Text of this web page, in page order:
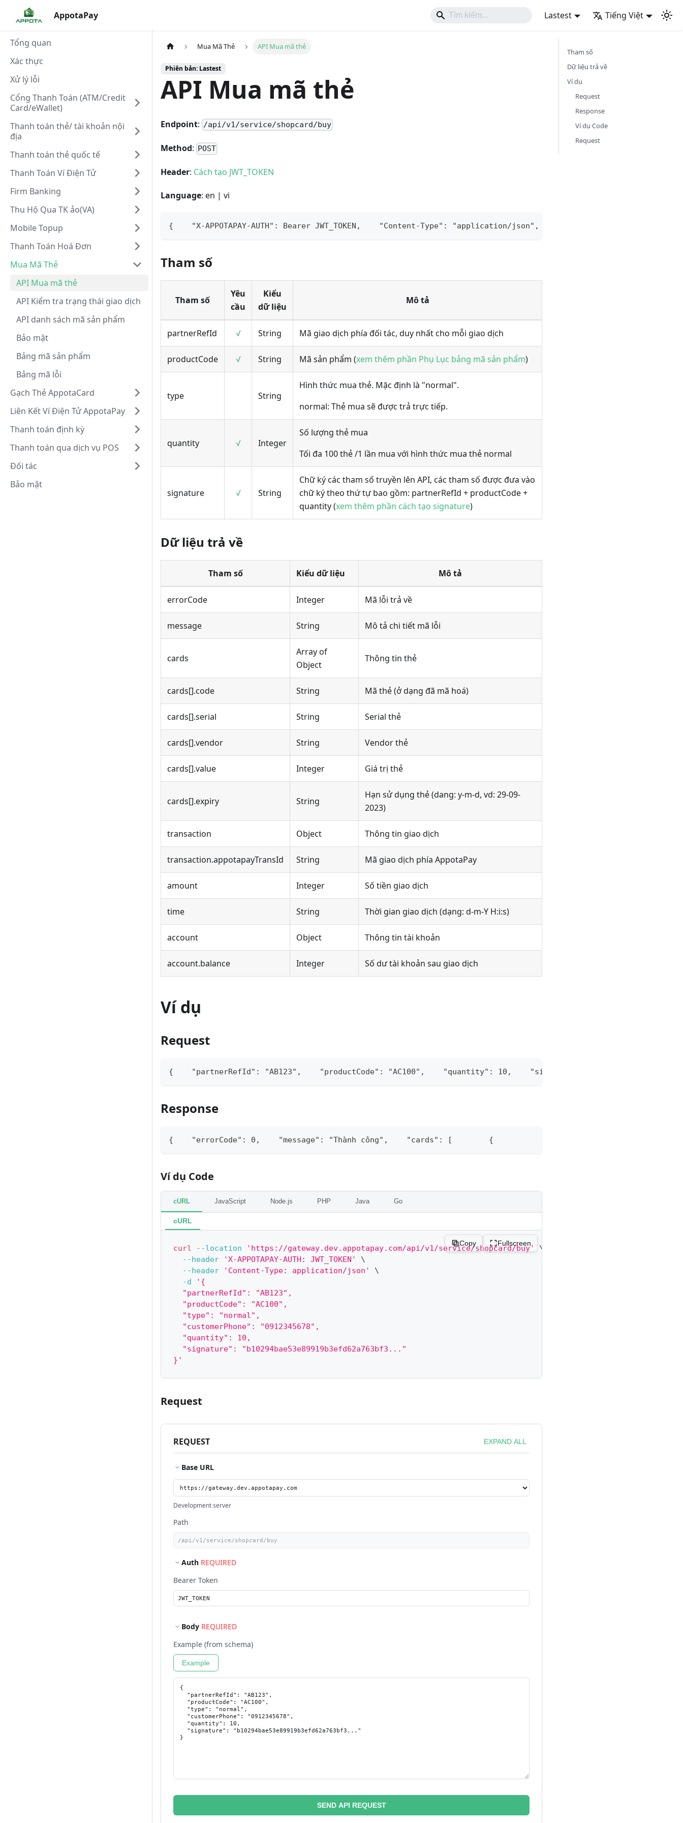
AppotaPay Lastest Tiếng Việt
Tổng quan
Xác thực
Xử lý lỗi
Cổng Thanh Toán (ATM/Credit
Card/eWallet)
Thanh toán thẻ/ tài khoản nội
địa
Thanh toán thẻ quốc tế
Thanh Toán Ví Điện Tử
Firm Banking
Thu Hộ Qua TK ảo(VA)
Mobile Topup
Thanh Toán Hoá Đơn
Mua Mã Thẻ
API Mua mã thẻ
API Kiểm tra trạng thái giao dịch
API danh sách mã sản phẩm
Bảo mật
Bảng mã sản phẩm
Bảng mã lỗi
Gạch Thẻ AppotaCard
Liên Kết Ví Điện Tử AppotaPay
Thanh toán định kỳ
Thanh toán qua dịch vụ POS
Đối tác
Bảo mật
Mua Mã Thẻ API Mua mã thẻ
Phiên bản: Lastest
API Mua mã thẻ
Endpoint: /api/v1/service/shopcard/buy
Method: POST
Header: Cách tạo JWT_TOKEN
Language: en | vi
{    "X-APPOTAPAY-AUTH": Bearer JWT_TOKEN,    "Content-Type": "application/json",    "Language": LANGUAGE}
Tham số
Tham số
Yêu
cầu
Kiểu
dữ liệu
Mô tả
partnerRefId √ String Mã giao dịch phía đối tác, duy nhất cho mỗi giao dịch
productCode √ String Mã sản phẩm (xem thêm phần Phụ Lục bảng mã sản phẩm)
type String
Hình thức mua thẻ. Mặc định là "normal".
normal: Thẻ mua sẽ được trả trực tiếp.
quantity √ Integer
Số lượng thẻ mua
Tối đa 100 thẻ /1 lần mua với hình thức mua thẻ normal
signature √ String
Chữ ký các tham số truyền lên API, các tham số được đưa vào
chữ ký theo thứ tự bao gồm: partnerRefId + productCode +
quantity (xem thêm phần cách tạo signature)
Dữ liệu trả về
Tham số Kiểu dữ liệu Mô tả
errorCode Integer Mã lỗi trả về
message String Mô tả chi tiết mã lỗi
cards
Array of
Object
Thông tin thẻ
cards[].code String Mã thẻ (ở dạng đã mã hoá)
cards[].serial String Serial thẻ
cards[].vendor String Vendor thẻ
cards[].value Integer Giá trị thẻ
cards[].expiry String
Hạn sử dụng thẻ (dang: y-m-d, vd: 29-09-
2023)
transaction Object Thông tin giao dịch
transaction.appotapayTransId String Mã giao dịch phía AppotaPay
amount Integer Số tiền giao dịch
time String Thời gian giao dịch (dạng: d-m-Y H:i:s)
account Object Thông tin tài khoản
account.balance Integer Số dư tài khoản sau giao dịch
Ví dụ
Request
{    "partnerRefId": "AB123",    "productCode": "AC100",    "quantity": 10,    "signature":
Response
{    "errorCode": 0,    "message": "Thành công",    "cards": [        {            "code":
Ví dụ Code
cURL JavaScript Node.js PHP Java Go
cURL
Copy Fullscreen
curl --location 'https://gateway.dev.appotapay.com/api/v1/service/shopcard/buy'
\
--header
'X-APPOTAPAY-AUTH: JWT_TOKEN'
\
--header
'Content-Type: application/json'
\
-d
'{
  "partnerRefId": "AB123",
  "productCode": "AC100",
  "type": "normal",
  "customerPhone": "0912345678",
  "quantity": 10,
  "signature": "b10294bae53e89919b3efd62a763bf3..."
}'
Request
REQUEST EXPAND ALL
Base URL
Development server
Path
Auth REQUIRED
Bearer Token
Body REQUIRED
Example (from schema)
Example
SEND API REQUEST
Tham số
Dữ liệu trả về
Ví dụ
Request
Response
Ví dụ Code
Request